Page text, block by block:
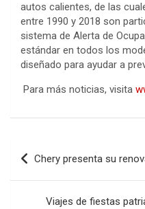
autos calientes, de las
entre 1990 y 2018 son
sistema de Alerta de
estándar en todos los
diseñado para ayudar a
Para más noticias, visita
Navegación
de
entradas
Chery presenta su
Viajes de fiestas